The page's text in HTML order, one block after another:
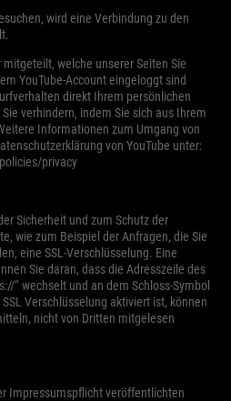
wird eine Verbindung zu den
welche unserer Seiten Sie
YouTube-Account eingeloggt sind
direkt Ihrem persönlichen
verhindern, indem Sie sich aus Ihrem
Informationen zum Umgang von
von YouTube unter:
privacy
Sicherheit und zum Schutz der
wie zum Beispiel der Anfragen, die Sie
eine SSL-Verschlüsselung. Eine
Sie daran, dass die Adresszeile des
“ wechselt und an dem Schloss-Symbol
Verschlüsselung aktiviert ist, können
nicht von Dritten mitgelesen
Impressumspflicht veröffentlichten